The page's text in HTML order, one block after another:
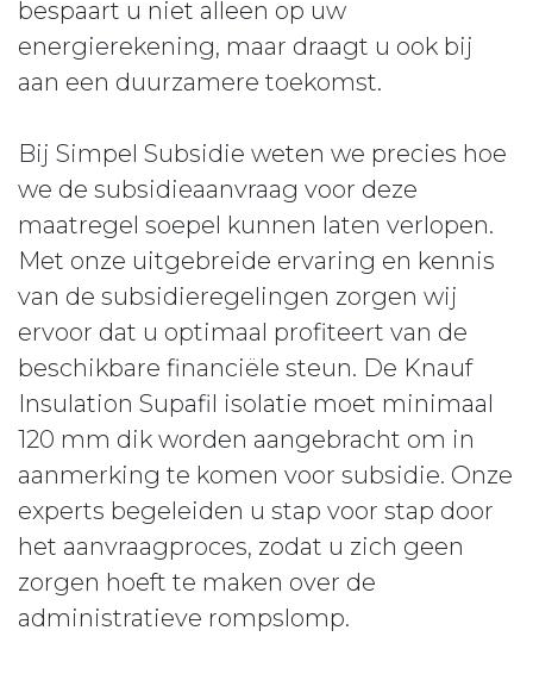
bespaart u niet alleen op uw
energierekening, maar draagt u ook bij
aan een duurzamere toekomst.
Bij Simpel Subsidie weten we precies hoe
we de subsidieaanvraag voor deze
maatregel soepel kunnen laten verlopen.
Met onze uitgebreide ervaring en kennis
van de subsidieregelingen zorgen wij
ervoor dat u optimaal profiteert van de
beschikbare financiële steun. De Knauf
Insulation Supafil isolatie moet minimaal
120 mm dik worden aangebracht om in
aanmerking te komen voor subsidie. Onze
experts begeleiden u stap voor stap door
het aanvraagproces, zodat u zich geen
zorgen hoeft te maken over de
administratieve rompslomp.